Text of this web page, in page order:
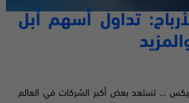
تداول أسهم أبل
… تستعد بعض أكبر الشركات في العالم